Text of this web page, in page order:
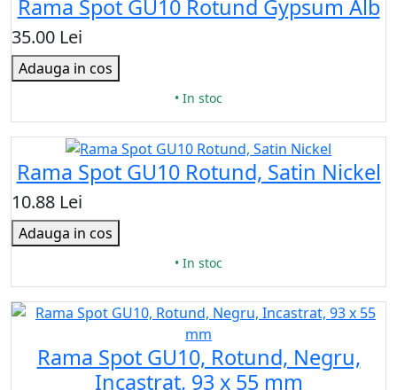
Rama Spot GU10 Rotund Gypsum Alb
35.00 Lei
Adauga in cos
• In stoc
Rama Spot GU10 Rotund, Satin Nickel
10.88 Lei
Adauga in cos
• In stoc
Rama Spot GU10, Rotund, Negru,
Incastrat, 93 x 55 mm